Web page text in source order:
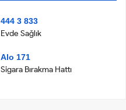
444 3 833
Evde Sağlık
Alo 171
Sigara Bırakma Hattı